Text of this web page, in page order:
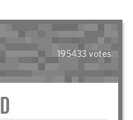
195433 votes